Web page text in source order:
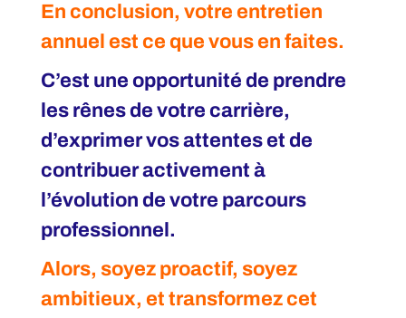
En conclusion, votre entretien
annuel est ce que vous en faites.
C’est une opportunité de prendre
les rênes de votre carrière,
d’exprimer vos attentes et de
contribuer activement à
l’évolution de votre parcours
professionnel.
Alors, soyez proactif, soyez
ambitieux, et transformez cet